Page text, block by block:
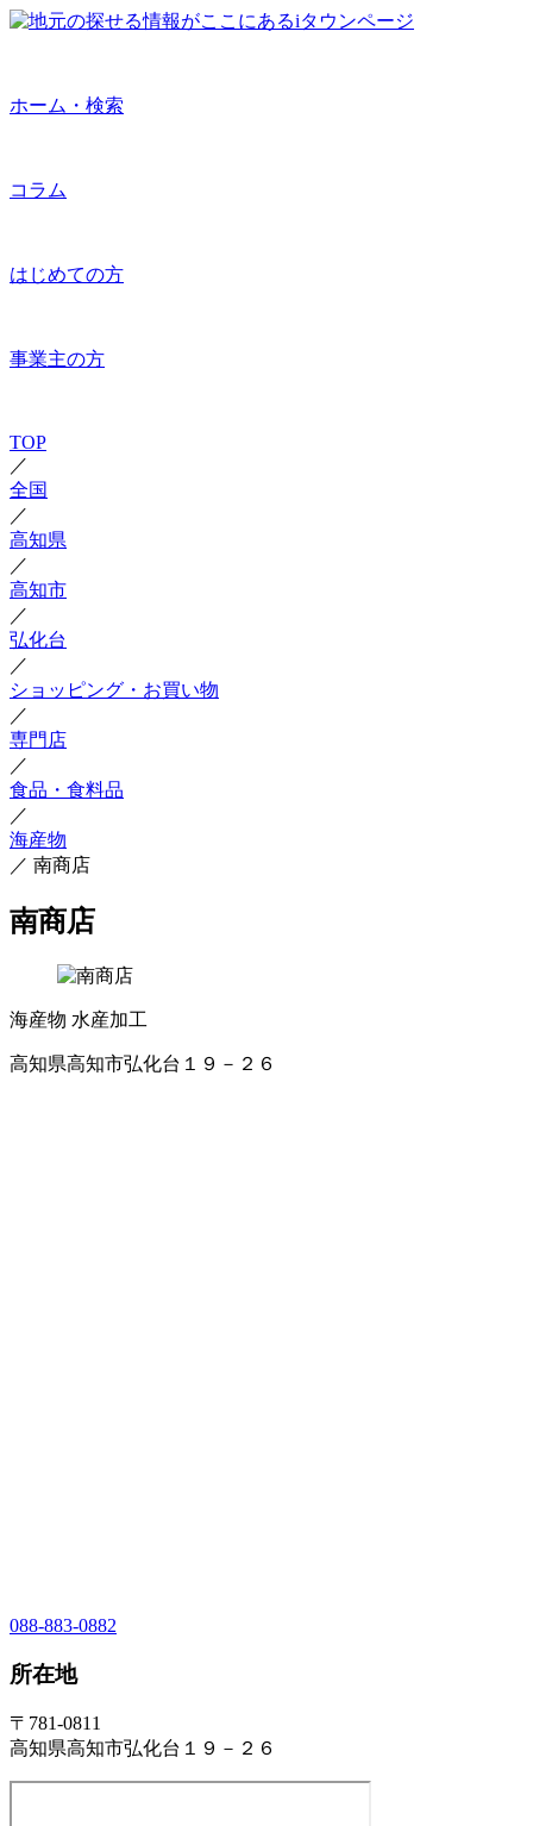
ホーム・検索
コラム
はじめての方
事業主の方
TOP
／
全国
／
高知県
／
高知市
／
弘化台
／
ショッピング・お買い物
／
専門店
／
食品・食料品
／
海産物
／ 南商店
南商店
海産物 水産加工
高知県高知市弘化台１９－２６
088-883-0882
所在地
〒781-0811
高知県高知市弘化台１９－２６